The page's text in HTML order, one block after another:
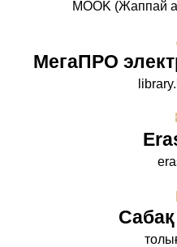
МООK (Жаппай
МегаПРО
Сабақ